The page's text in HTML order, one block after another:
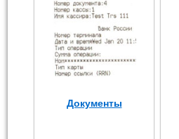
Документы